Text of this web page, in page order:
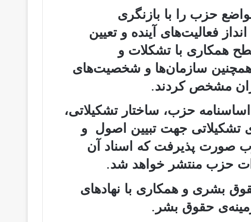
حزب را با بازنگری
فعالیت‌های آینده و تعیین
همکاری با تشکلات و
سازمان‌ها و شخصیت‌های
مشخص کردند.
حزب، ساختار تشکیلاتی،
تشکیلاتی جهت تبیین اصول و
صورت پذیرفت که اسناد آن
حزب منتشر خواهد شد.
بشری و همکاری با نهادهای
حقوق بشر.